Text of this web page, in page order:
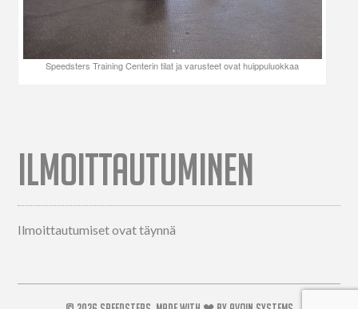
Speedsters Training Centerin tilat ja varusteet ovat huippuluokkaa
ILMOITTAUTUMINEN
Ilmoittautumiset ovat täynnä